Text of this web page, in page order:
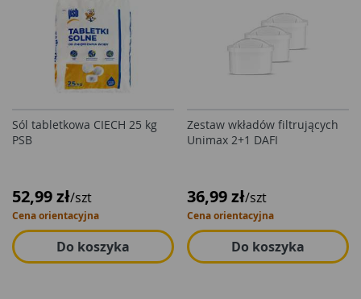
Sól tabletkowa CIECH 25 kg
PSB
52,99 zł/szt
Cena orientacyjna
Do koszyka
Zestaw wkładów filtrujących
Unimax 2+1 DAFI
36,99 zł/szt
Cena orientacyjna
Do koszyka